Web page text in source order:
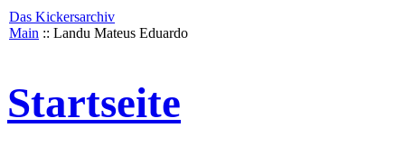
Das Kickersarchiv
Main :: Landu Mateus Eduardo
Startseite